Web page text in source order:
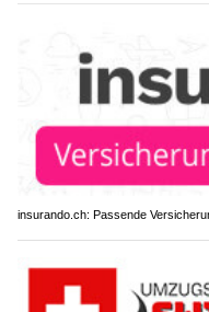
insurando.ch: Passende